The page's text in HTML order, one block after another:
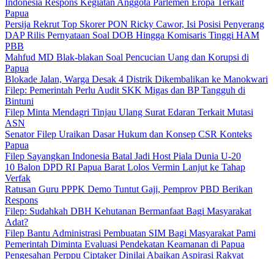
Indonesia Respons Kegiatan Anggota Parlemen Eropa Terkait
Papua
Persija Rekrut Top Skorer PON Ricky Cawor, Isi Posisi Penyerang
DAP Rilis Pernyataan Soal DOB Hingga Komisaris Tinggi HAM
PBB
Mahfud MD Blak-blakan Soal Pencucian Uang dan Korupsi di
Papua
Blokade Jalan, Warga Desak 4 Distrik Dikembalikan ke Manokwari
Filep: Pemerintah Perlu Audit SKK Migas dan BP Tangguh di
Bintuni
Filep Minta Mendagri Tinjau Ulang Surat Edaran Terkait Mutasi
ASN
Senator Filep Uraikan Dasar Hukum dan Konsep CSR Konteks
Papua
Filep Sayangkan Indonesia Batal Jadi Host Piala Dunia U-20
10 Balon DPD RI Papua Barat Lolos Vermin Lanjut ke Tahap
Verfak
Ratusan Guru PPPK Demo Tuntut Gaji, Pemprov PBD Berikan
Respons
Filep: Sudahkah DBH Kehutanan Bermanfaat Bagi Masyarakat
Adat?
Filep Bantu Administrasi Pembuatan SIM Bagi Masyarakat Pami
Pemerintah Diminta Evaluasi Pendekatan Keamanan di Papua
Pengesahan Perppu Ciptaker Dinilai Abaikan Aspirasi Rakyat